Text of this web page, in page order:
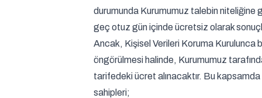
durumunda Kurumumuz talebin niteliğine
geç otuz gün içinde ücretsiz olarak
Ancak, Kişisel Verileri Koruma Kurulunca
öngörülmesi halinde, Kurumumuz
tarifedeki ücret alınacaktır. Bu
sahipleri;